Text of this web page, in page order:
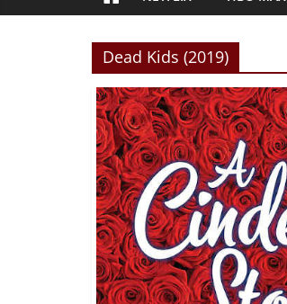
Dead Kids (2019)